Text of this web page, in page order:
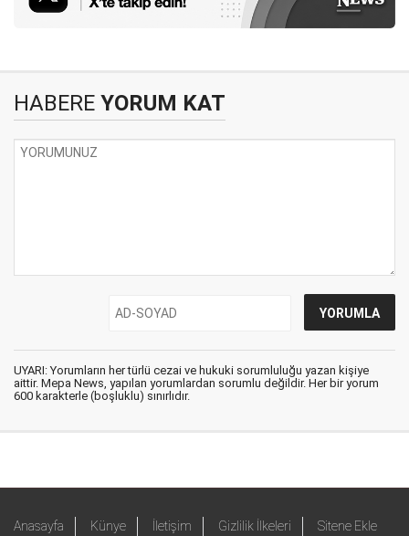
HABERE YORUM KAT
UYARI: Yorumların her türlü cezai ve hukuki sorumluluğu yazan kişiye
aittir. Mepa News, yapılan yorumlardan sorumlu değildir. Her bir yorum
600 karakterle (boşluklu) sınırlıdır.
Anasayfa Künye İletişim Gizlilik İlkeleri Sitene Ekle